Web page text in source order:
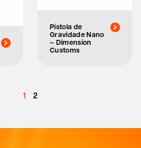
Pistola de
Gravidade Nano
– Dimension
Customs
1 2